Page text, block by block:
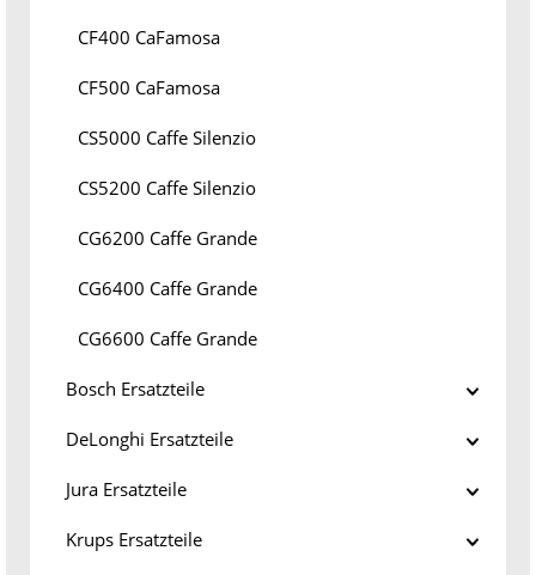
CF400 CaFamosa
CF500 CaFamosa
CS5000 Caffe Silenzio
CS5200 Caffe Silenzio
CG6200 Caffe Grande
CG6400 Caffe Grande
CG6600 Caffe Grande
Bosch Ersatzteile
DeLonghi Ersatzteile
Jura Ersatzteile
Krups Ersatzteile